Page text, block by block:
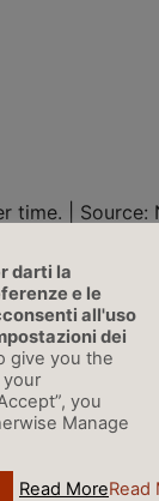
time. | Source:
darti la
e le
all'uso
dei
give you the
your
you
Manage
Read MoreRead